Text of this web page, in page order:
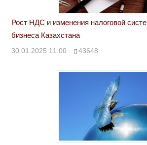
Рост НДС и изменения налоговой
бизнеса Казахстана
30.01.2025 11:00 43648